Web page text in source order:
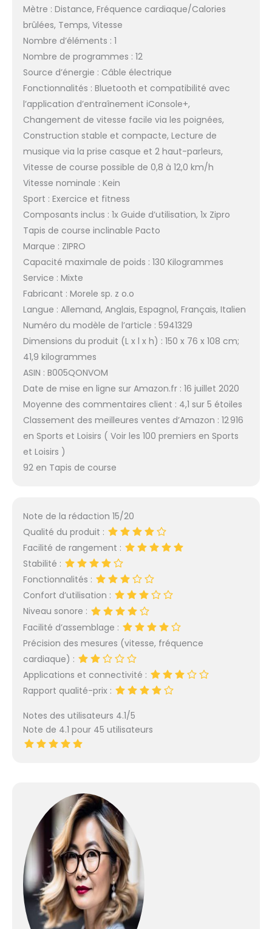
Mètre : Distance, Fréquence cardiaque/Calories
brûlées, Temps, Vitesse
Nombre d’éléments : 1
Nombre de programmes : 12
Source d’énergie : Câble électrique
Fonctionnalités : Bluetooth et compatibilité avec
l’application d’entraînement iConsole+,
Changement de vitesse facile via les poignées,
Construction stable et compacte, Lecture de
musique via la prise casque et 2 haut-parleurs,
Vitesse de course possible de 0,8 à 12,0 km/h
Vitesse nominale : Kein
Sport : Exercice et fitness
Composants inclus : 1x Guide d’utilisation, 1x Zipro
Tapis de course inclinable Pacto
Marque : ZIPRO
Capacité maximale de poids : 130 Kilogrammes
Service : Mixte
Fabricant : Morele sp. z o.o
Langue : Allemand, Anglais, Espagnol, Français, Italien
Numéro du modèle de l’article : 5941329
Dimensions du produit (L x l x h) : 150 x 76 x 108 cm;
41,9 kilogrammes
ASIN : B005QONVOM
Date de mise en ligne sur Amazon.fr : 16 juillet 2020
Moyenne des commentaires client : 4,1 sur 5 étoiles
Classement des meilleures ventes d’Amazon : 12 916
en Sports et Loisirs ( Voir les 100 premiers en Sports
et Loisirs )
92 en Tapis de course
Note de la rédaction 15/20
Qualité du produit :
Facilité de rangement :
Stabilité :
Fonctionnalités :
Confort d’utilisation :
Niveau sonore :
Facilité d’assemblage :
Précision des mesures (vitesse, fréquence
cardiaque) :
Applications et connectivité :
Rapport qualité-prix :
Notes des utilisateurs 4.1/5
Note de 4.1 pour 45 utilisateurs